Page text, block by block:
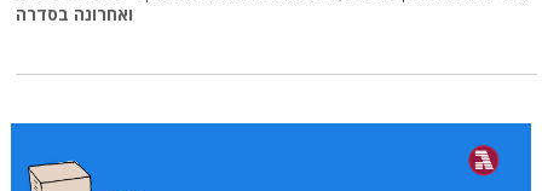
ואחרונה בסדרה